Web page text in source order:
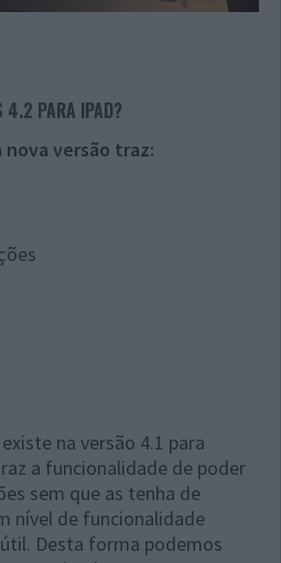
4.2 PARA IPAD?
versão traz:
na versão 4.1 para
a funcionalidade de poder
sem que as tenha de
nível de funcionalidade
Desta forma podemos